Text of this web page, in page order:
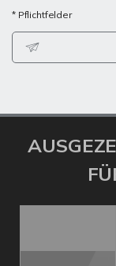
* Pflichtfelder